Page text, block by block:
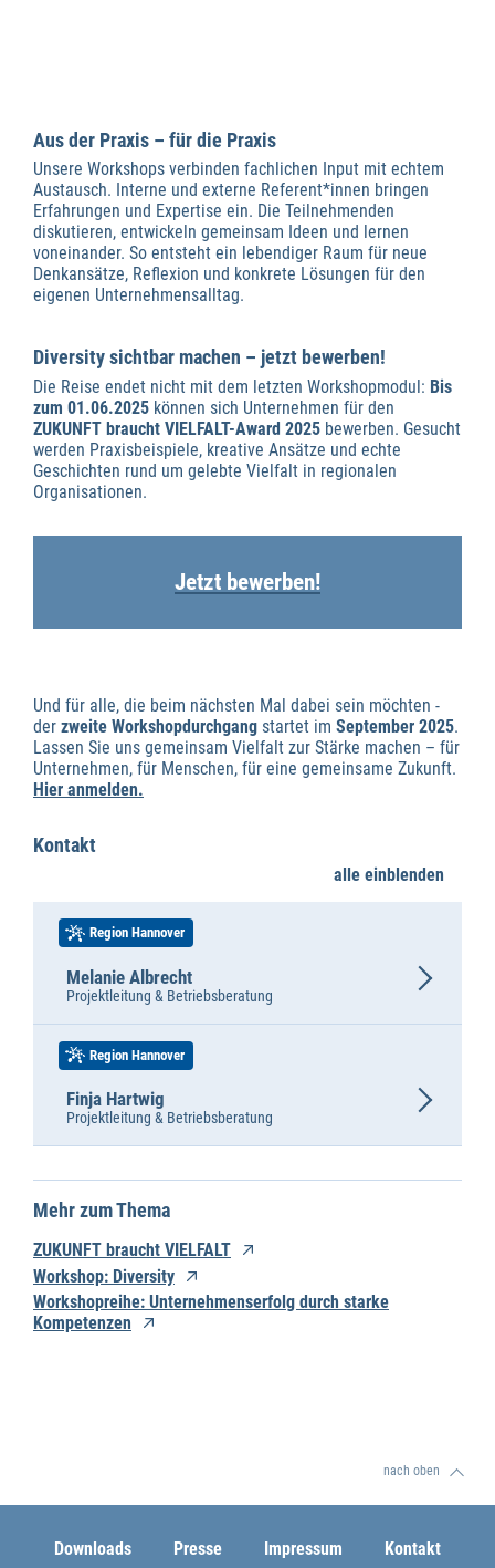
Aus der Praxis – für die Praxis
Unsere Workshops verbinden fachlichen Input mit echtem
Austausch. Interne und externe Referent*innen bringen
Erfahrungen und Expertise ein. Die Teilnehmenden
diskutieren, entwickeln gemeinsam Ideen und lernen
voneinander. So entsteht ein lebendiger Raum für neue
Denkansätze, Reflexion und konkrete Lösungen für den
eigenen Unternehmensalltag.
Diversity sichtbar machen – jetzt bewerben!
Die Reise endet nicht mit dem letzten Workshopmodul: Bis
zum 01.06.2025 können sich Unternehmen für den
ZUKUNFT braucht VIELFALT-Award 2025 bewerben. Gesucht
werden Praxisbeispiele, kreative Ansätze und echte
Geschichten rund um gelebte Vielfalt in regionalen
Organisationen.
Jetzt bewerben!
Und für alle, die beim nächsten Mal dabei sein möchten -
der zweite Workshopdurchgang startet im September 2025.
Lassen Sie uns gemeinsam Vielfalt zur Stärke machen – für
Unternehmen, für Menschen, für eine gemeinsame Zukunft.
Hier anmelden.
Kontakt
alle einblenden
Region Hannover
Projektleitung & Betriebsberatung
Melanie Albrecht
Region Hannover
Projektleitung & Betriebsberatung
Finja Hartwig
Mehr zum Thema
ZUKUNFT braucht VIELFALT
Workshop: Diversity
Workshopreihe: Unternehmenserfolg durch starke
Kompetenzen
nach oben
Downloads Presse Impressum Kontakt